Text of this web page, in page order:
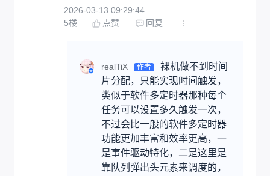
2026-03-13 09:29:44
5楼 点赞 回复
realTiX 作者
裸机做不到时间
片分配，只能实现时间触发，
类似于软件多定时器那种每个
任务可以设置多久触发一次，
不过会比一般的软件多定时器
功能更加丰富和效率更高，一
是事件驱动特化，二是这里是
靠队列弹出头元素来调度的，